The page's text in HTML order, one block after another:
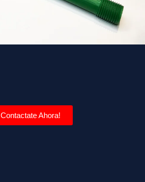
Contactate Ahora!